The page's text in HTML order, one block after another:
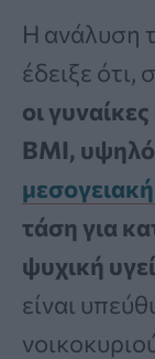
Η ανάλυση
έδειξε ότι,
οι
BMI,
τάση για
ψυχική
είναι